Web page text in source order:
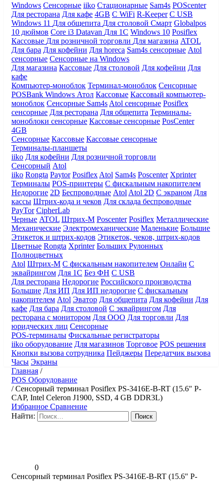
Windows Сенсорные iiko Стационарные Sam4s POScenter
Для ресторана Для кафе 4GB С WiFi R-Keeper С USB
Windows 11 Для общепита Для столовой Смарт Globalpos
10 дюймов Core i3 Datavan Для 1С Windows 10 Posiflex
Кассовые Для розничной торговли Для магазина ATOL
Для бара Для кофейни Для horeca Sam4s сенсорные Atol
сенсорные Сенсорные на Windows
Для магазина Кассовые Для столовой Для кофейни Для
кафе
Компьютер-моноблок Терминал-моноблок Сенсорные
POSBank Windows Атол Кассовые Кассовый компьютер-
моноблок Сенсорные Sam4s Atol сенсорные Posiflex
сенсорные Для ресторана Для общепита Терминалы-
моноблоки сенсорные Кассовые сенсорные PosCenter
4GB
Сенсорные Кассовые Кассовые сенсорные
Терминалы-планшеты
iiko Для кофейни Для розничной торговли
Сенсорный Atol
iiko Rongta Paytor Posiflex Atol Sam4s Poscenter Xprinter
Терминалы POS-принтеры С фискальным накопителем
Недорогие 2D Беспроводные Atol Atol 2D С экраном Для
кассы Штрих-кода и чеков Для склада беспроводные
PayTor CipherLab
Черные ATOL Штрих-М Poscenter Posiflex Металлические
Механические Электромеханические Маленькие Большие
Этикеток и штрих-кодов Этикеток, чеков, штрих-кодов
Цветные Rongta Xprinter Больших Рулонных
Полноцветных
Atol Штрих-М С фискальным накопителем Онлайн С
эквайрингом Для 1С Без ФН С USB
Для ресторана Недорогие Российского производства
Большие Для ИП Для ИП недорогие С фискальным
накопителем Atol Эватор Для общепита Для кофейни Для
кафе Для бара Для столовой С эквайрингом Для
ресторана с монитором Для ООО Для торговли Для
юридческих лиц Сенсорные
POS-терминалы Фискальные регистраторы
iiko оборудование Для магазинов Торговое POS решения
Кнопки вызова сотрудника Пейджеры Передатчик вызова
Часы Экраны
Главная /
POS Оборудование
/Сенсорный терминал Posiflex PS-3416E-B-RT (15.6" P-
CAP, Intel Celeron J1900, SSD, 4 GB DDR3L)
Избранное Сравнение
Найти:
0
Сенсорный терминал Posiflex PS-3416E-B-RT (15.6" P-